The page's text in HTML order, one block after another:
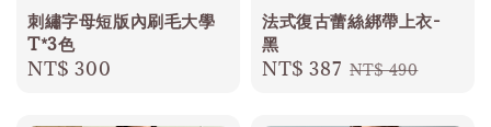
刺繡字母短版內刷毛大學
T*3色
Regular
NT$ 300
法式復古蕾絲綁帶上衣-
黑
Sale
NT$ 387 Regular
NT$ 490